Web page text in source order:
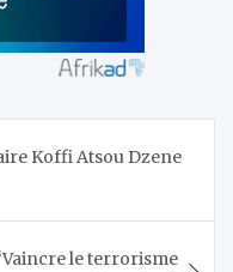
Koffi Atsou Dzene
le terrorisme